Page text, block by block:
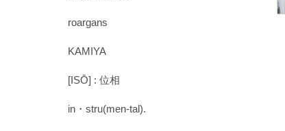
roargans
KAMIYA
[ISŌ] : 位相
in・stru(men-tal).